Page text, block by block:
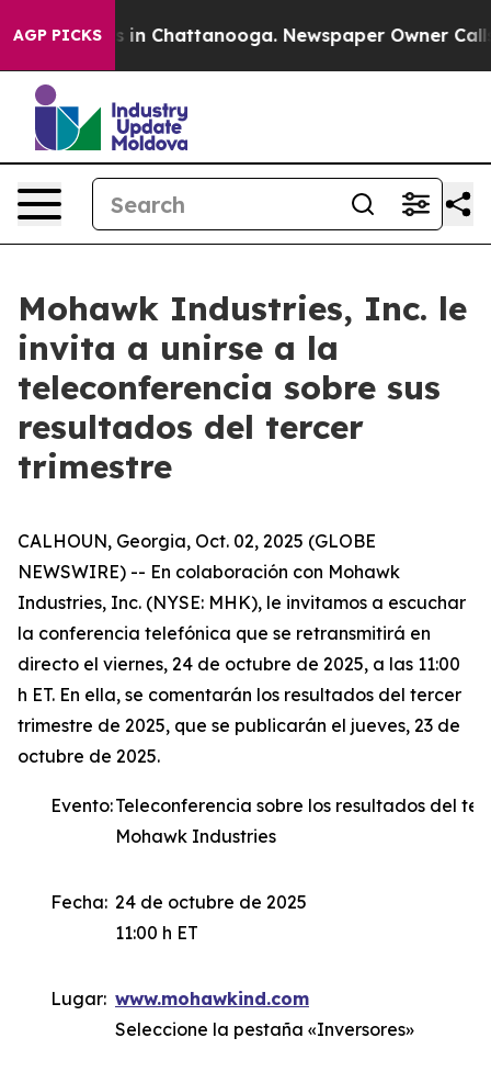
AGP PICKS
Chaos in Chattanooga. Newspaper Owner Calls
Mohawk Industries, Inc. le
invita a unirse a la
teleconferencia sobre sus
resultados del tercer
trimestre
CALHOUN, Georgia, Oct. 02, 2025 (GLOBE
NEWSWIRE) -- En colaboración con Mohawk
Industries, Inc. (NYSE: MHK), le invitamos a escuchar
la conferencia telefónica que se retransmitirá en
directo el viernes, 24 de octubre de 2025, a las 11:00
h ET. En ella, se comentarán los resultados del tercer
trimestre de 2025, que se publicarán el jueves, 23 de
octubre de 2025.
Evento:Teleconferencia sobre los resultados del
Mohawk Industries
Fecha: 24 de octubre de 2025
11:00 h ET
Lugar: www.mohawkind.com
Seleccione la pestaña «Inversores»